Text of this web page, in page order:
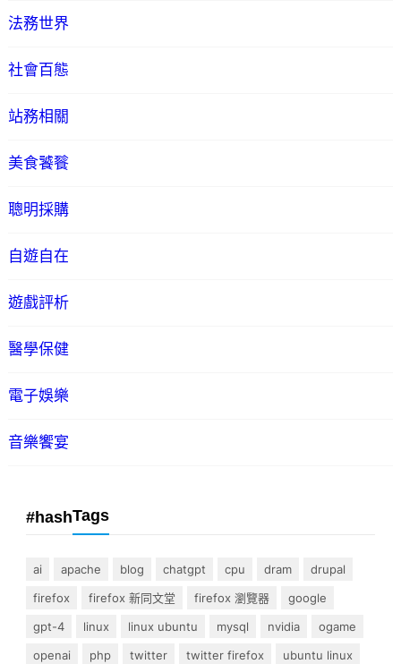
法務世界
社會百態
站務相關
美食饕餮
聰明採購
自遊自在
遊戲評析
醫學保健
電子娛樂
音樂饗宴
#hashTags
ai apache blog chatgpt cpu dram
drupal
firefox
firefox 新同文堂 firefox 瀏覽器
google
gpt-4
linux linux ubuntu mysql nvidia
ogame
openai
php twitter twitter firefox
ubuntu linux